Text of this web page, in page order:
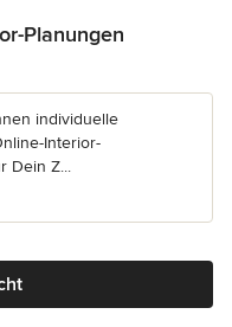
Planungen
5 Sternen
individuelle
Interior-
Dein Z...